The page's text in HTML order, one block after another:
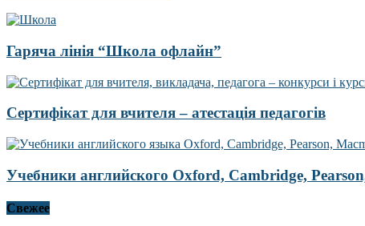
Гаряча лінія “Школа офлайн”
Сертифікат для вчителя – атестація педагогів
Учебники английского Oxford, Cambridge,
Свежее